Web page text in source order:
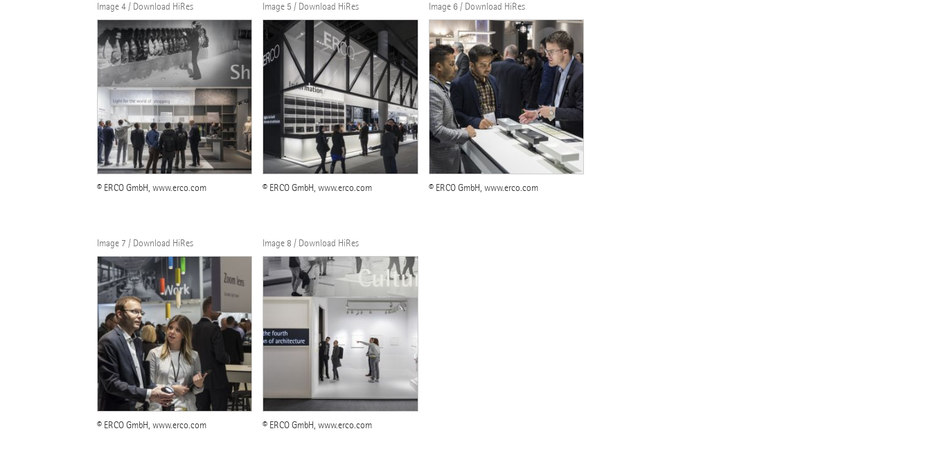
Image 4 / Download HiRes
© ERCO GmbH, www.erco.com
Image 5 / Download HiRes
© ERCO GmbH, www.erco.com
Image 6 / Download HiRes
© ERCO GmbH, www.erco.com
Image 7 / Download HiRes
© ERCO GmbH, www.erco.com
Image 8 / Download HiRes
© ERCO GmbH, www.erco.com